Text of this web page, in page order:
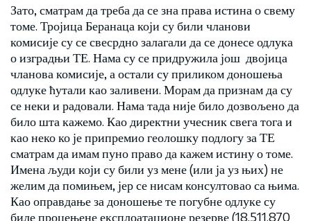
Зато, сматрам да треба да се зна права истина о свему
томе. Тројица Беранаца који су били чланови
комисије су се свесрдно залагали да се донесе одлука
о изградњи ТЕ. Нама су се придружила још двојица
чланова комисије, а остали су приликом доношења
одлуке ћутали као заливени. Морам да признам да су
се неки и радовали. Нама тада није било дозвољено да
било шта кажемо. Као директни учесник свега тога и
као неко ко је припремио геолошку подлогу за ТЕ
сматрам да имам пуно право да кажем истину о томе.
Имена људи који су били уз мене (или ја уз њих) не
желим да помињем, јер се нисам консултовао са њима.
Као оправдање за доношење те погубне одлуке су
биле процењене експлоатационе резерве (18.511.870